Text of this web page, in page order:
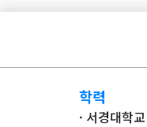
학력
· 서경대학